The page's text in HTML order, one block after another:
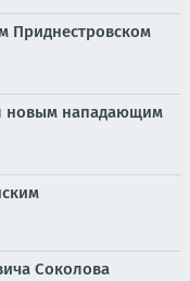
Приднестровском
новым нападающим
Соколова